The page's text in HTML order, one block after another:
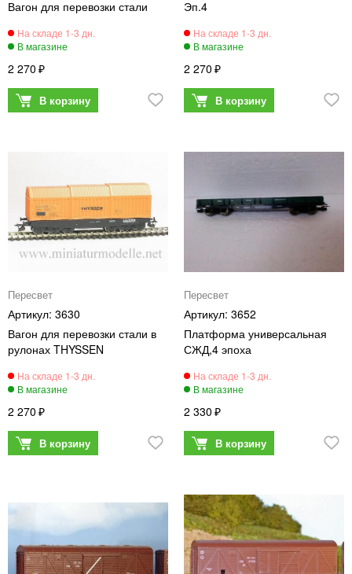
Вагон для перевозки стали
2 270
Эп.4
2 270
Пересвет
3630
Вагон для перевозки стали в
рулонах THYSSEN
2 270
Пересвет
3652
Платформа универсальная
СЖД,4 эпоха
2 330